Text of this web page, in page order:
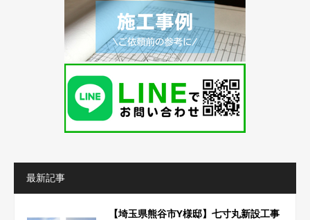
最新記事
【埼玉県熊谷市Y様邸】七寸丸新設工事